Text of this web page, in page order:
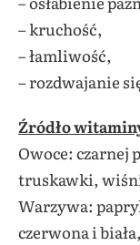
– kruchość,
– łamliwość,
– rozdwajanie
Źródło
Owoce: czarnej
truskawki,
Warzywa:
czerwona i